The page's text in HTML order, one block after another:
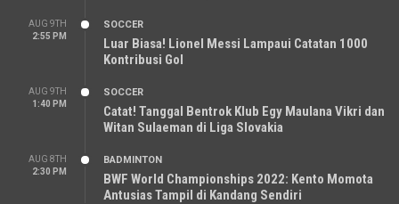
AUG 9TH
2:55 PM
SOCCER
Luar Biasa! Lionel Messi Lampaui Catatan 1000
Kontribusi Gol
AUG 9TH
1:40 PM
SOCCER
Catat! Tanggal Bentrok Klub Egy Maulana Vikri dan
Witan Sulaeman di Liga Slovakia
AUG 8TH
2:30 PM
BADMINTON
BWF World Championships 2022: Kento Momota
Antusias Tampil di Kandang Sendiri